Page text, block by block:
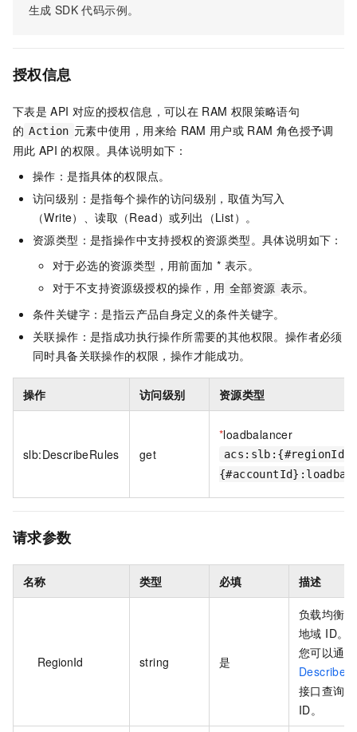
生成 SDK 代码示例。
授权信息
下表是 API 对应的授权信息，可以在 RAM 权限策略语句
的 Action 元素中使用，用来给 RAM 用户或 RAM 角色授予调
用此 API 的权限。具体说明如下：
操作：是指具体的权限点。
访问级别：是指每个操作的访问级别，取值为写入
（Write）、读取（Read）或列出（List）。
资源类型：是指操作中支持授权的资源类型。具体说明如下：
对于必选的资源类型，用前面加 * 表示。
对于不支持资源级授权的操作，用 全部资源 表示。
条件关键字：是指云产品自身定义的条件关键字。
关联操作：是指成功执行操作所需要的其他权限。操作者必须
同时具备关联操作的权限，操作才能成功。
操作 访问级别 资源类型
slb:DescribeRules get
*loadbalancer
acs:slb:{#regionId}:
请求参数
名称 类型 必填 描述
RegionId string 是
负载均衡
地域 ID。
您可以通
接口查询
ID。